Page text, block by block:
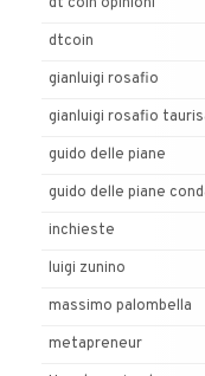
dtcoin
gianluigi rosafio
gianluigi rosafio
guido delle piane
guido delle piane
inchieste
luigi zunino
massimo palombella
metapreneur